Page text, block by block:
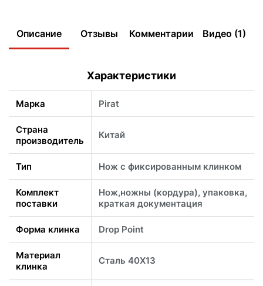
Описание Отзывы Комментарии Видео (1)
Характеристики
Марка Pirat
Страна
производитель
Китай
Тип Нож с фиксированным клинком
Комплект
поставки
Нож,ножны (кордура), упаковка,
краткая документация
Форма клинка Drop Point
Материал
клинка
Сталь 40Х13